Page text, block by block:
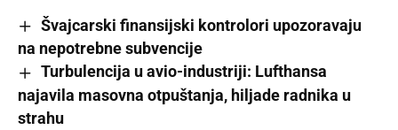
Švajcarski finansijski kontrolori upozoravaju
na nepotrebne subvencije
Turbulencija u avio-industriji: Lufthansa
najavila masovna otpuštanja, hiljade radnika u
strahu